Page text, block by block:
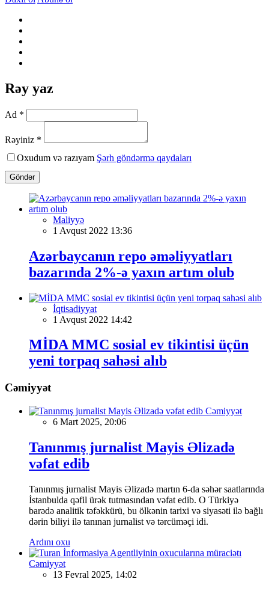
Rəy yaz
Ad *
Rəyiniz *
Oxudum və razıyam Şərh göndərmə qaydaları
Göndər
Maliyyə
1 Avqust 2022 13:36
Azərbaycanın repo əməliyyatları
bazarında 2%-ə yaxın artım olub
İqtisadiyyat
1 Avqust 2022 14:42
MİDA MMC sosial ev tikintisi üçün
yeni torpaq sahəsi alıb
Cəmiyyət
Cəmiyyət
6 Mart 2025, 20:06
Tanınmış jurnalist Mayis Əlizadə
vəfat edib
Tanınmış jurnalist Mayis Əlizadə martın 6-da səhər saatlarında
İstanbulda qəfil ürək tutmasından vəfat edib. O Türkiyə
barədə analitik təfəkkürü, bu ölkənin tarixi və siyasəti ilə bağlı
dərin biliyi ilə tanınan jurnalist və tərcüməçi idi.
Ardını oxu
Cəmiyyət
13 Fevral 2025, 14:02